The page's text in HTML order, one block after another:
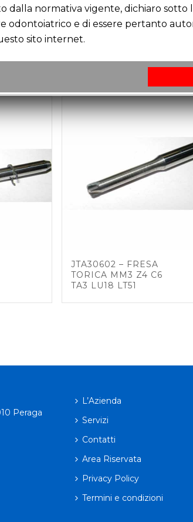
REALMENTE APPARTENENTE AL PRODOTTO
JTA30602 – FRESA
TORICA MM3 Z4 C6
TA3 LU18 LT51
Peraga
L’Azienda
Servizi
Contatti
Area Riservata
Privacy Policy
Termini e condizioni
dalla normativa vigente, dichiaro sotto
odontoiatrico e di essere pertanto
sito internet.